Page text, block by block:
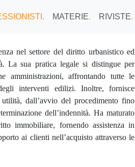
. MATERIE. RIVISTE.
nel settore del diritto urbanistico ed
La sua pratica legale si distingue per
amministrazioni, affrontando tutte le
interventi edilizi. Inoltre, fornisce
dall’avvio del procedimento fino
dell’indennità. Ha maturato
immobiliare, fornendo assistenza in
ai clienti nell’acquisto attraverso le